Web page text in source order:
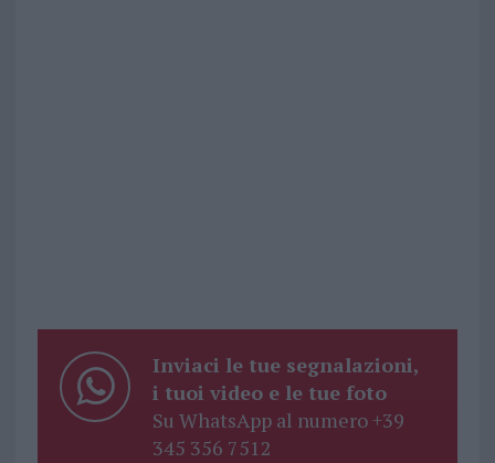
Inviaci le tue segnalazioni,
i tuoi video e le tue foto
Su WhatsApp al numero +39
345 356 7512